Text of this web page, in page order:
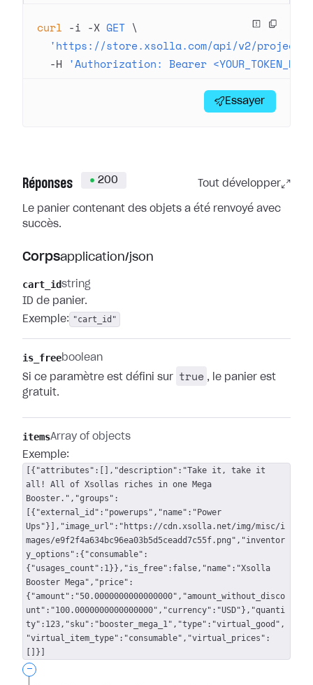
curl -i -X GET \
'https://store.xsolla.com/api/v2/
  -H
'Authorization: Bearer
Essayer
Réponses 200 Tout développer
Le panier contenant des objets a été renvoyé avec
succès.
Corpsapplication/json
cart_idstring
ID de panier.
Exemple: "cart_id"
is_freeboolean
Si ce paramètre est défini sur
true , le panier est
gratuit.
itemsArray of objects
Exemple:
[{"attributes":[],"description":"Take it, take it
all! All of Xsollas riches in one Mega
Booster.","groups":
[{"external_id":"powerups","name":"Power
Ups"}],"image_url":"https://cdn.xsolla.net/img/misc/i
mages/e9f2f4a634bc96ea03b5d5ceadd7c55f.png","inventor
y_options":{"consumable":
{"usages_count":1}},"is_free":false,"name":"Xsolla
Booster Mega","price":
{"amount":"50.0000000000000000","amount_without_disco
unt":"100.0000000000000000","currency":"USD"},"quanti
ty":123,"sku":"booster_mega_1","type":"virtual_good",
"virtual_item_type":"consumable","virtual_prices":
[]}]
-